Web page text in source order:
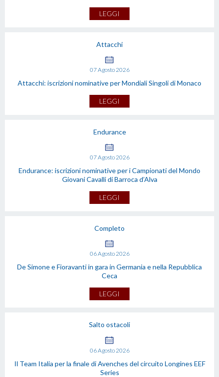
LEGGI
Attacchi
07Agosto2026
Attacchi: iscrizioni nominative per Mondiali Singoli di Monaco
LEGGI
Endurance
07Agosto2026
Endurance: iscrizioni nominative per i Campionati del Mondo
Giovani Cavalli di Barroca d’Alva
LEGGI
Completo
06Agosto2026
De Simone e Fioravanti in gara in Germania e nella Repubblica
Ceca
LEGGI
Salto ostacoli
06Agosto 2026
Il Team Italia per la finale di Avenches del circuito Longines EEF
Series